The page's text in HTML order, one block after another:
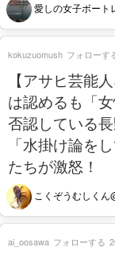
愛しの女子ボート
【アサヒ芸能
は認めるも「
否認している
「水掛け論を
たちが激怒！
こくぞうむしく
kokuzuomush フォローす
ai_oosawa フォローする